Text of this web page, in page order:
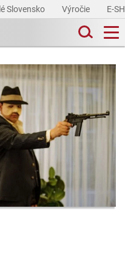
Slovensko Výročie E-